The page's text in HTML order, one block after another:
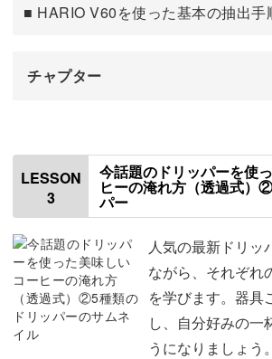
後片付けまでぐっと楽になる方法や、
それぞれの器具に合わせた「無理なく続
がわかるのがポイント♪
コーヒーがもっと身近になり、日常に
るようになります。
■ HARIO V60を使った基本の抽出手
チャプター
レシピ・ブリューレシオについて
挽き目について
お湯の温度設定
抽出時間について
今話題のドリッパー紹介
LESSON
3
今話題のドリッパーを使
ヒーの淹れ方（透過式）
パー
人気の最新ドリッ
ながら、それぞれ
を学びます。器具
し、自分好みの一
うになりましょう。